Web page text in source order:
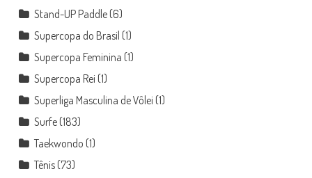
Stand-UP Paddle(6)
Supercopa do Brasil (1)
Supercopa Feminina (1)
Supercopa Rei (1)
Superliga Masculina de Vôlei (1)
Surfe(183)
Taekwondo (1)
Tênis(73)